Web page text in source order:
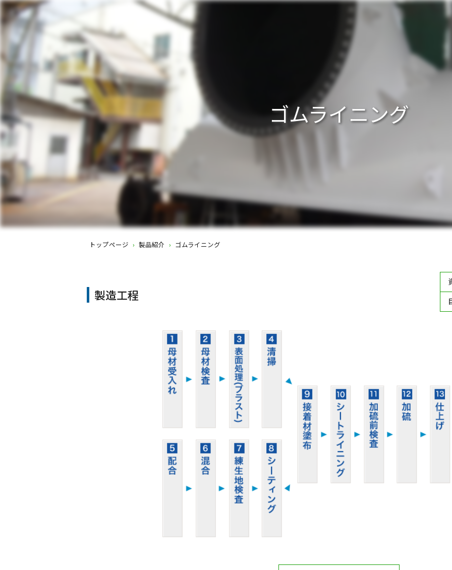
ゴムライニング
トップページ › 製品紹介 › ゴムライニング
製造工程